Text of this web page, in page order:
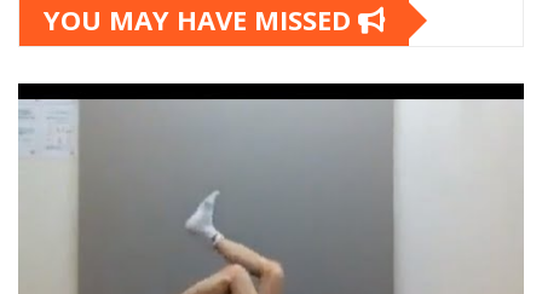
YOU MAY HAVE MISSED